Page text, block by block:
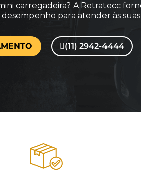
carregadeira? A Retratecc
para atender às suas
(11) 2942-4444